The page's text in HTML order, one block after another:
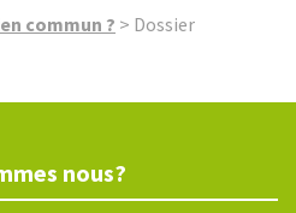
commun ? > Dossier
nous?